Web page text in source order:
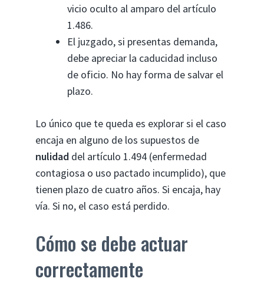
vicio oculto al amparo del artículo
1.486.
El juzgado, si presentas demanda,
debe apreciar la caducidad incluso
de oficio. No hay forma de salvar el
plazo.
Lo único que te queda es explorar si el caso
encaja en alguno de los supuestos de
nulidad del artículo 1.494 (enfermedad
contagiosa o uso pactado incumplido), que
tienen plazo de cuatro años. Si encaja, hay
vía. Si no, el caso está perdido.
Cómo se debe actuar
correctamente